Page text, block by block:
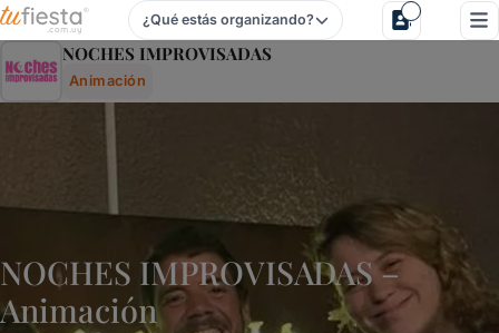
Noches Improvisadas - Animación Para Fiestas Y Eventos
¿Qué estás organizando?
NOCHES IMPROVISADAS
Animación
NOCHES IMPROVISADAS –
Animación